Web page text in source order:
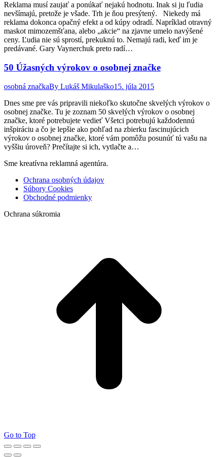
Reklama musí zaujať a ponúkať nejakú hodnotu. Inak si ju ľudia
nevšímajú, pretože je všade. Trh je ňou presýtený. Niekedy má
reklama dokonca opačný efekt a od kúpy odradí. Napríklad otravný
maskot mimozemšťana, alebo „akcie“ na zjavne umelo navýšené
ceny. Ľudia nie sú sprostí, prekuknú to. Nemajú radi, keď im je
predávané. Gary Vaynerchuk preto radí…
50 Úžasných výrokov o osobnej značke
osobná značkaBy Lukáš Mikulaško15. júla 2015
Dnes sme pre vás pripravili niekoľko skutočne skvelých výrokov o
osobnej značke. Tu je zoznam 50 skvelých výrokov o osobnej
značke, ktoré potrebujete vedieť Všetci potrebujú každodennú
inšpiráciu a čo je lepšie ako pohľad na zbierku fascinujúcich
výrokov o osobnej značke, ktoré vám pomôžu posunúť tú vašu na
vyššiu úroveň? Prečítajte si ich, vytlačte a…
Sme kreatívna reklamná agentúra.
Ochrana osobných údajov
Súbory Cookies
Obchodné podmienky
Ochrana súkromia
Go to Top